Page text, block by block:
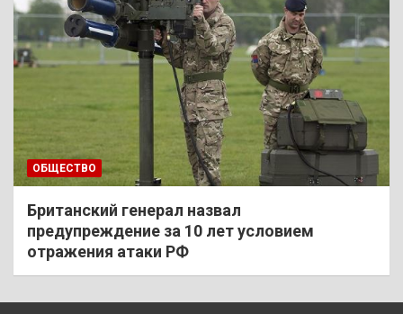
ОБЩЕСТВО
Британский генерал назвал
предупреждение за 10 лет условием
отражения атаки РФ